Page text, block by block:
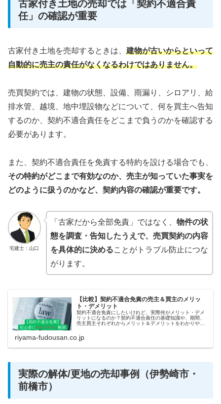
古家付き土地の売却では「契約不適合責
任」の確認が重要
古家付き土地を売却するときは、 建物が古いからといって
自動的に売主の責任がなくなるわけではありません。
売買契約では、建物の状態、設備、雨漏り、シロアリ、給
排水管、越境、地中埋設物などについて、何を買主へ告知
するのか、契約不適合責任をどこまで負うのかを確認する
必要があります。
また、契約不適合責任を免責する特約を設ける場合でも、
その特約がどこまで有効なのか、売主が知っていた事実を
どのように扱うのかなど、契約内容の確認が重要です。
宅建士：山口
「古家だから全部免責」ではなく、 物件の状
態を調査・告知したうえで、売買契約の内容
を具体的に決めることがトラブル防止につな
がります。
【比較】契約不適合免責の売主＆買主のメリッ
ト・デメリット
契約不適合免責にしたいけれど、実際何がメリット・デメ
リットになるのか？契約不適合責任の基礎知識や、期間、
売主買主それぞれからメリット＆デメリットをわかりやす
riyama-fudousan.co.jp
実際の解体/更地の売却事例（伊勢崎市・
前橋市）